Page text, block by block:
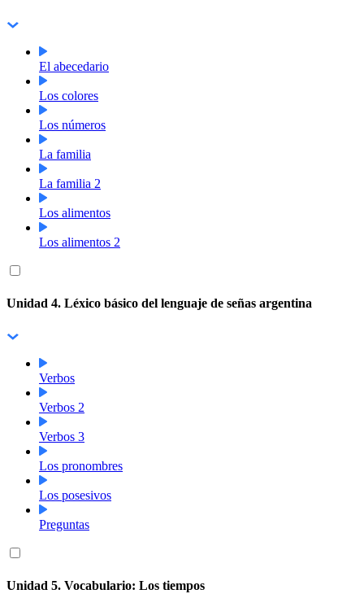
El abecedario
Los colores
Los números
La familia
La familia 2
Los alimentos
Los alimentos 2
Unidad 4. Léxico básico del lenguaje de señas argentina
Verbos
Verbos 2
Verbos 3
Los pronombres
Los posesivos
Preguntas
Unidad 5. Vocabulario: Los tiempos